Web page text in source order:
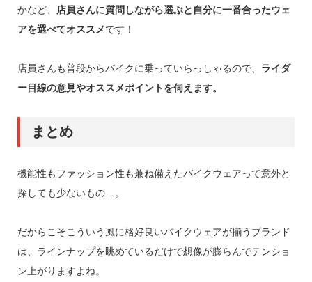
かなど、
店員さんに質問しながら選ぶと自分に一番合ったウェ
アを選べてオススメです！
店員さんも普段からバイクに乗っていらっしゃるので、 ライダ
ー目線の意見やオススメポイントを伺えます。
まとめ
機能性もファッション性も兼ね備えたバイクウェアって意外と
探しても少ないもの…。
だからこそこういう風に格好良いバイクウェアが揃うブランド
は、ラインナップを眺めているだけで想像が膨らんでテンショ
ン上がりますよね。